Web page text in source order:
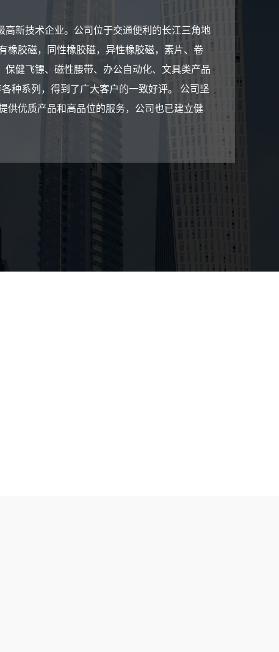
新技术企业。公司位于交通便利的长江三角地
胶磁，同性橡胶磁，异性橡胶磁，素片、卷
健飞镖、磁性腰带、办公自动化、文具类产品
种系列，得到了广大客户的一致好评。 公司坚
供优质产品和高品位的服务，公司也已建立健